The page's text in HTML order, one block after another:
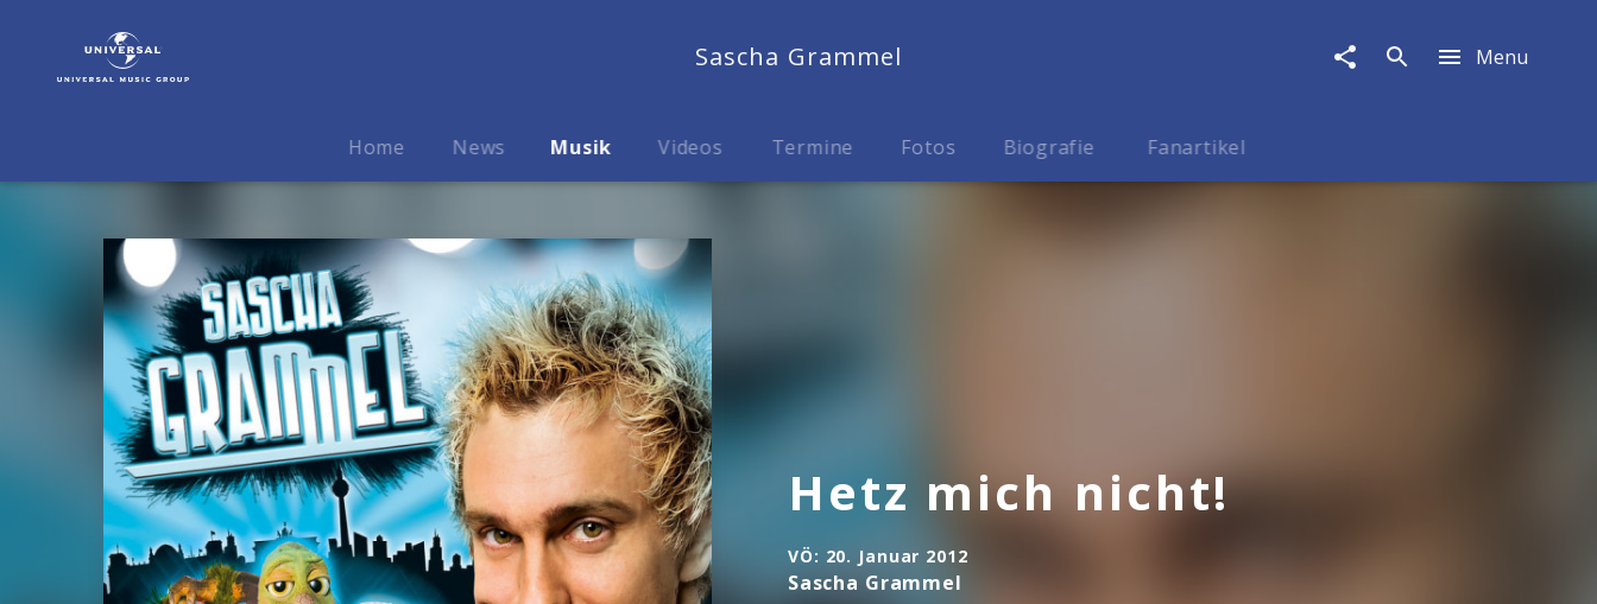
Grammel
mich
Sascha Grammel Menu
Home News Musik Videos Termine Fotos Biografie Fanartikel
Hetz mich nicht!
VÖ: 20. Januar 2012
Sascha Grammel